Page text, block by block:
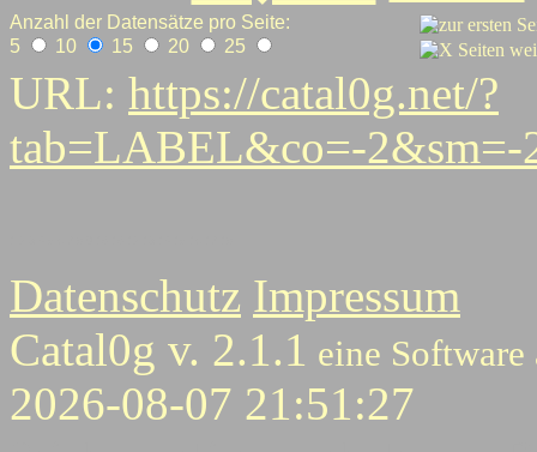
Anzahl der Datensätze pro Seite:
5
10 15 20 25
URL: https://catal0g.net/?
tab=LABEL&co=-
Datenschutz Impressum
Catal0g v. 2.1.1 eine Software
2026-08-07 21:51:27